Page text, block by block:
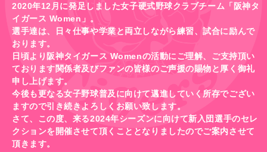
2020年12月に発足しました女子硬式野球クラブチーム「阪神タ
イガース Women」。
選手達は、日々仕事や学業と両立しながら練習、試合に励んで
おります。
日頃より阪神タイガース Womenの活動にご理解、ご支持頂い
ております関係者及びファンの皆様のご声援の賜物と厚く御礼
申し上げます。
今後も更なる女子野球普及に向けて邁進していく所存でござい
ますので引き続きよろしくお願い致します。
さて、この度、来る2024年シーズンに向けて新入団選手のセレ
クションを開催させて頂くこととなりましたのでご案内させて
頂きます。